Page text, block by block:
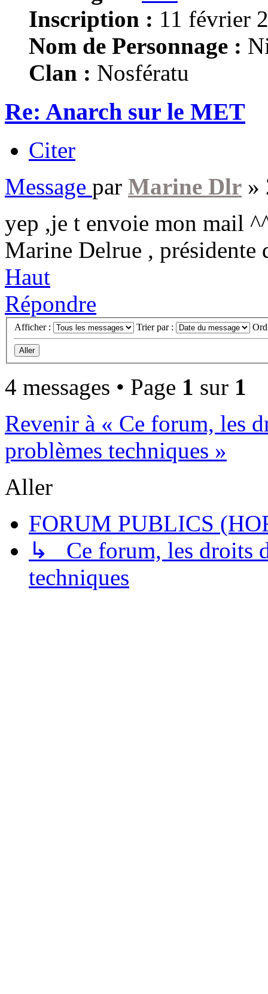
Inscription : 11 février
Nom de Personnage :
Clan : Nosfératu
Re: Anarch sur le MET
Citer
Message par Marine Dlr »
yep ,je t envoie mon mail
Marine Delrue , présidente
Haut
Répondre
Afficher : Trier par :
4 messages • Page 1 sur 1
Revenir à « Ce forum, les
problèmes techniques »
Aller
FORUM PUBLICS
↳ Ce forum, les droits
techniques